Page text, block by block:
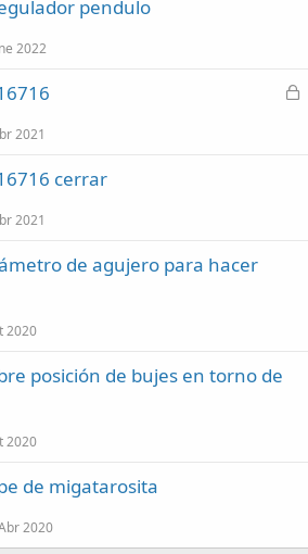
pendulo
2022
C
2021
cerrar
2021
de agujero para hacer
2020
posición de bujes en torno de
2020
de migatarosita
2020